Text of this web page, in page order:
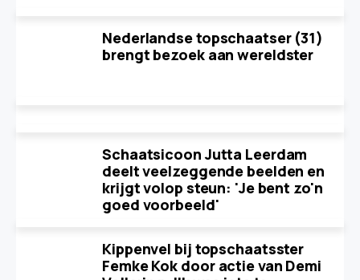
Nederlandse topschaatser (31)
brengt bezoek aan wereldster
Schaatsicoon Jutta Leerdam
deelt veelzeggende beelden en
krijgt volop steun: 'Je bent zo'n
goed voorbeeld'
Kippenvel bij topschaatsster
Femke Kok door actie van Demi